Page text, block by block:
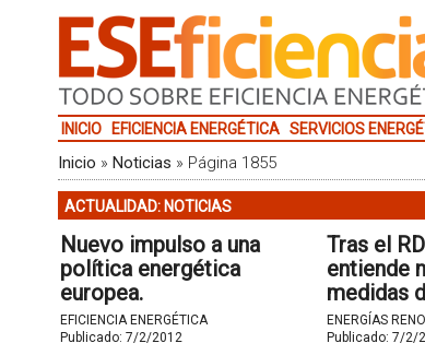
INICIO EFICIENCIA ENERGÉTICA SERVICIOS
Inicio » Noticias » Página 1855
ACTUALIDAD: NOTICIAS
Nuevo impulso a una
política energética
europea.
EFICIENCIA ENERGÉTICA
Publicado: 7/2/2012
Tras el
entiende
medidas
ENERGÍAS
Publicado: 7/2/